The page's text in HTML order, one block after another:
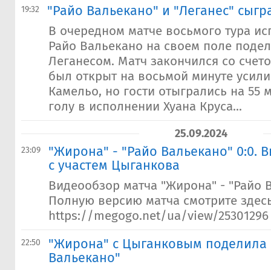
19:32 "Райо Вальекано" и "Леганес"
В очередном матче восьмого тура
Райо Вальекано на своем поле
Леганесом. Матч закончился со
был открыт на восьмой минуте
Камельо, но гости отыгрались на 55
голу в исполнении Хуана Круса...
25.09.2024
23:09
"Жирона" - "Райо Вальекано" 0:0.
с участем Цыганкова
Видеообзор матча "Жирона" - "Райо
Полную версию матча смотрите
https://megogo.net/ua/view/25301296
22:50
"Жирона" с Цыганковым поделила
Вальекано"